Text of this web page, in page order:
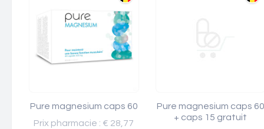
Pure magnesium caps 60
Prix pharmacie : € 28,77
Pure magnesium caps 60
+ caps 15 gratuit